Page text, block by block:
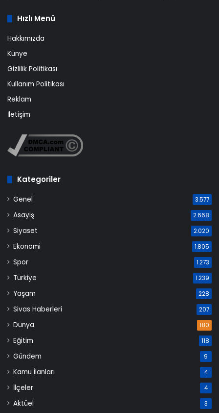
Hızlı Menü
Hakkımızda
Künye
Gizlilik Politikası
Kullanım Politikası
Reklam
İletişim
Kategoriler
Genel 3.577
Asayiş 2.668
Siyaset 2.020
Ekonomi 1.805
Spor 1.273
Türkiye 1.239
Yaşam 228
Sivas Haberleri 207
Dünya 180
Eğitim 118
Gündem 9
Kamu İlanları 4
İlçeler 4
Aktüel 3